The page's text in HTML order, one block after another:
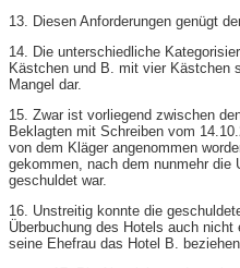
13. Diesen Anforderungen genügt
14. Die unterschiedliche
Kästchen und B. mit vier Kästchen
Mangel dar.
15. Zwar ist vorliegend zwischen
Beklagten mit Schreiben vom
von dem Kläger angenommen
gekommen, nach dem nunmehr die
geschuldet war.
16. Unstreitig konnte die
Überbuchung des Hotels auch
seine Ehefrau das Hotel B.